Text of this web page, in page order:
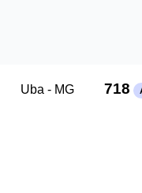
Uba - MG 718